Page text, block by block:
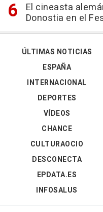
El cineasta
Donostia en el
ÚLTIMAS NOTICIAS
ESPAÑA
INTERNACIONAL
DEPORTES
VÍDEOS
CHANCE
CULTURAOCIO
DESCONECTA
EPDATA.ES
INFOSALUS